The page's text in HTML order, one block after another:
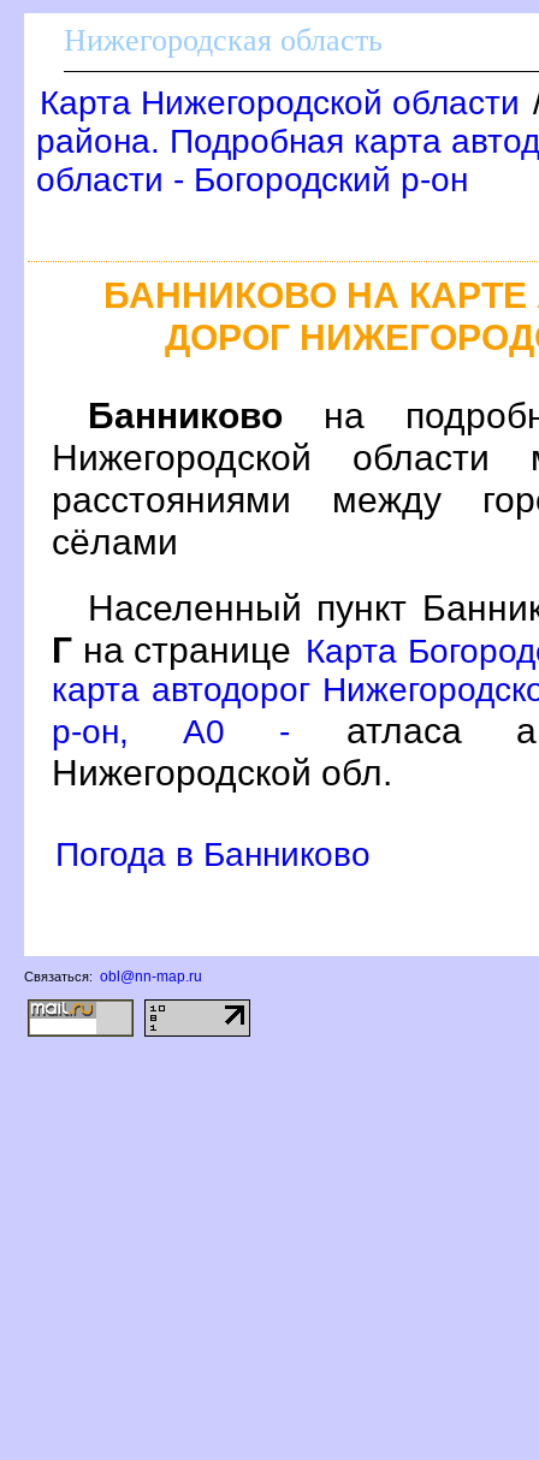
Нижегородская область
Карта Нижегородской области
района. Подробная карта
области - Богородский р-он
БАННИКОВО НА
ДОРОГ
Банниково на
Нижегородской
расстояниями между
сёлами
Населенный пункт
Г на странице Карта
карта автодорог
р-он, A0 -
атласа
Нижегородской обл.
Погода в Банниково
Связаться: obl@nn-map.ru